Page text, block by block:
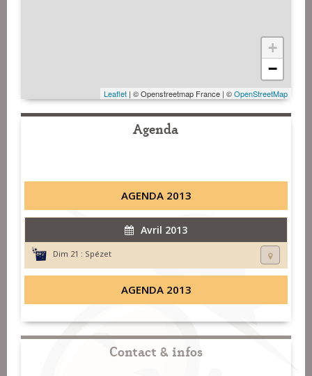
+
−
Leaflet | © Openstreetmap France | ©OpenStreetMap
Agenda
AGENDA 2013
Avril 2013
Dim 21 : Spézet
AGENDA 2013
Contact & infos